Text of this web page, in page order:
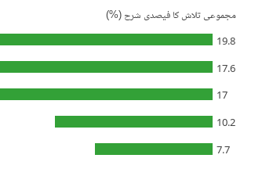
مجموعی تلاش کا فیصدی شرح (%)
19.8
17.6
17
10.2
7.7